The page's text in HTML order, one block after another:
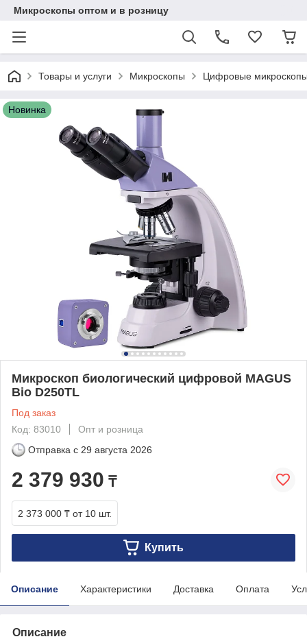
Микроскопы оптом и в розницу
Товары и услуги Микроскопы Цифровые
Новинка
Микроскоп биологический цифровой MAGUS
Bio D250TL
Под заказ
Код: 83010
Опт и розница
Отправка с 29 августа 2026
2 379 930 ₸
2 373 000 ₸ от 10 шт.
Купить
Описание Характеристики Доставка Оплата
Описание